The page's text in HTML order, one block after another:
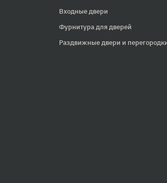
Входные двери
Фурнитура для дверей
Раздвижные двери и